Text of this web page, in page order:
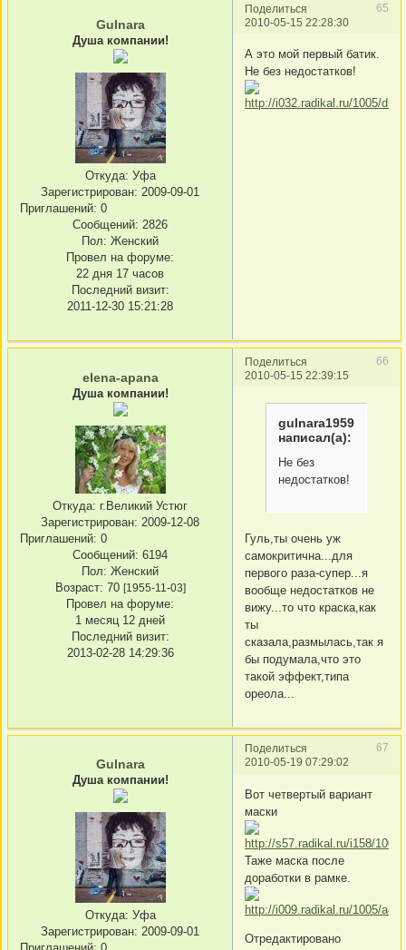
Поделиться
65
2010-05-15 22:28:30
Gulnara
Душа компании!
Откуда: Уфа
Зарегистрирован: 2009-09-01
Приглашений: 0
Сообщений: 2826
Пол: Женский
Провел на форуме:
22 дня 17 часов
Последний визит:
2011-12-30 15:21:28
А это мой первый батик.
Не без недостатков!
Поделиться
66
2010-05-15 22:39:15
elena-apana
Душа компании!
Откуда: г.Великий Устюг
Зарегистрирован: 2009-12-08
Приглашений: 0
Сообщений: 6194
Пол: Женский
Возраст: 70 [1955-11-03]
Провел на форуме:
1 месяц 12 дней
Последний визит:
2013-02-28 14:29:36
gulnara1959
написал(а):
Не без
недостатков!
Гуль,ты очень уж
самокритична...для
первого раза-супер...я
вообще недостатков не
вижу...то что краска,как
ты
сказала,размылась,так я
бы подумала,что это
такой эффект,типа
ореола...
Поделиться
67
2010-05-19 07:29:02
Gulnara
Душа компании!
Откуда: Уфа
Зарегистрирован: 2009-09-01
Вот четвертый вариант
маски
Таже маска после
доработки в рамке.
Отредактировано